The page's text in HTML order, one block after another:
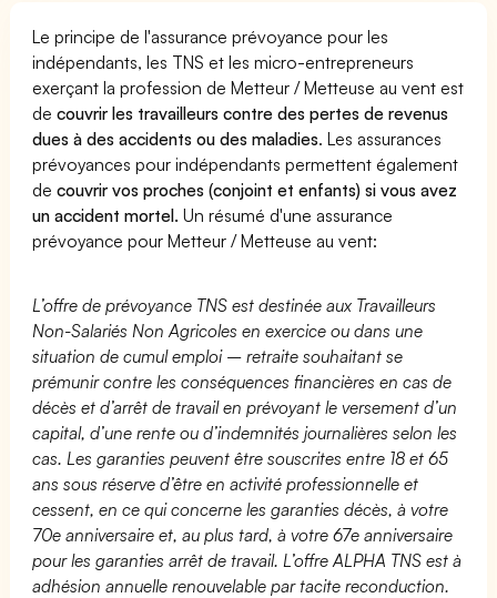
Le principe de l'assurance prévoyance pour les
indépendants, les TNS et les micro-entrepreneurs
exerçant la profession de Metteur / Metteuse au vent est
decouvrir les travailleurs contre des pertes de revenus
dues à des accidents ou des maladies. Les assurances
prévoyances pour indépendants permettent également
decouvrir vos proches (conjoint et enfants) si vous avez
un accident mortel. Un résumé d'une assurance
prévoyance pour Metteur / Metteuse au vent:
L’offre de prévoyance TNS est destinée aux Travailleurs
Non-Salariés Non Agricoles en exercice ou dans une
situation de cumul emploi – retraite souhaitant se
prémunir contre les conséquences financières en cas de
décès et d’arrêt de travail en prévoyant le versement d’un
capital, d’une rente ou d’indemnités journalières selon les
cas. Les garanties peuvent être souscrites entre 18 et 65
ans sous réserve d’être en activité professionnelle et
cessent, en ce qui concerne les garanties décès, à votre
70e anniversaire et, au plus tard, à votre 67e anniversaire
pour les garanties arrêt de travail. L’offre ALPHA TNS est à
adhésion annuelle renouvelable par tacite reconduction.